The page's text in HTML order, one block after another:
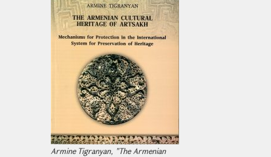
Armine Tigranyan, "The Armenian